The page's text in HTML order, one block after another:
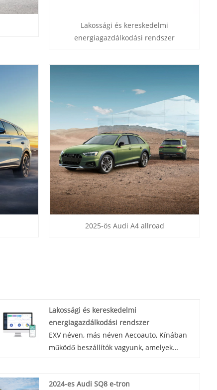
Lakossági és kereskedelmi
energiagazdálkodási rendszer
2025-ös Audi A4 allroad
Lakossági és kereskedelmi
energiagazdálkodási rendszer
EXV néven, más néven Aecoauto, Kínában
működő beszállítók vagyunk, amelyek
és kereskedelmi energiagazdálkodási
2024-es Audi SQ8 e-tron